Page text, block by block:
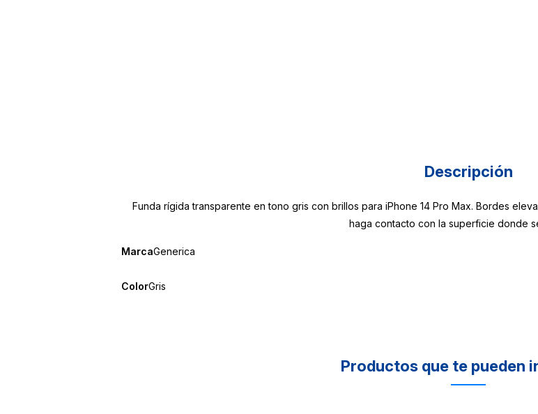
Descripción
Funda rígida transparente en tono gris con brillos para iPhone 14 Pro Max. Bordes
haga contacto con la superficie donde
MarcaGenerica
ColorGris
Productos que te pueden